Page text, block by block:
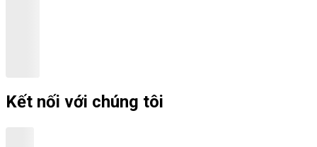
Kết nối với chúng tôi